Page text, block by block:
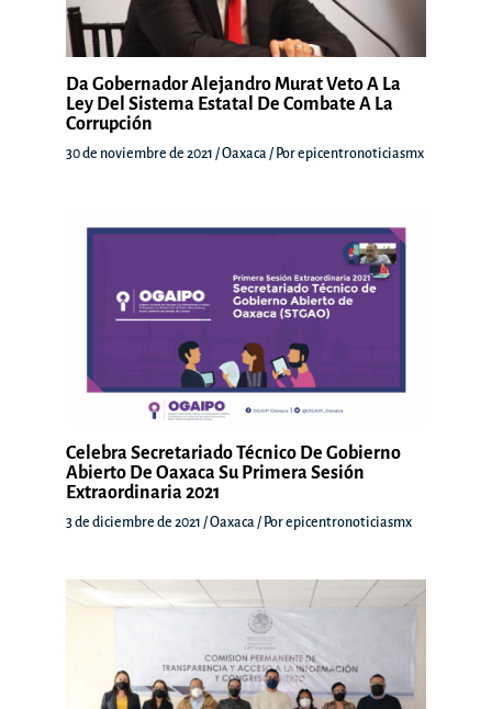
Da Gobernador Alejandro Murat Veto A La
Ley Del Sistema Estatal De Combate A La
Corrupción
30 de noviembre de 2021 /Oaxaca / Porepicentronoticiasmx
Celebra Secretariado Técnico De Gobierno
Abierto De Oaxaca Su Primera Sesión
Extraordinaria 2021
3 de diciembre de 2021 /Oaxaca / Porepicentronoticiasmx